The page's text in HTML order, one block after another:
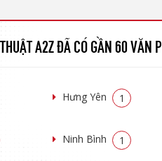
A2Z ĐÃ CÓ GẦN 60 VĂN
Hưng Yên 1
Ninh Bình 1